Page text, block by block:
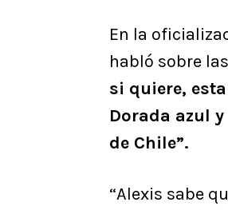
En la
habló sobre
si quiere,
Dorada azul
de Chile”.
“Alexis sabe